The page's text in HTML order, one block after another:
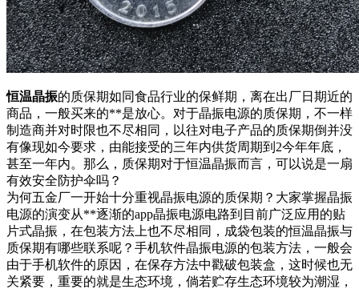
恒温晶振的质保期如同食品行业的保鲜期，离在出厂日期近的
商品，一般买来的**是放心。对于晶振电源的质保期，不一样
制造商并对时限也不尽相同，以往对电子产品的质保期倒并没
有像现如今要求，由能接受的三年内供货周期到2今年年底，
甚至一年内。那么，质保期对于恒温晶振而言，可以说是一扇
有效安全防护伞吗？
为何五金厂一开始十分重视晶振电源的质保期？大家掌握晶振
电源的演变从**逐渐的app晶振电源电路到目前广泛应用的贴
片式晶振，在包装方法上也不尽相同，成袋包装的恒温晶振与
质保期有哪些联系呢？手机软件晶振电源的包装方法，一般会
由于手机软件的原因，在保存方法中戳破包装盒，这时候也无
关紧要，重要的就是生态环境，倘若贮存生态环境较为潮湿，